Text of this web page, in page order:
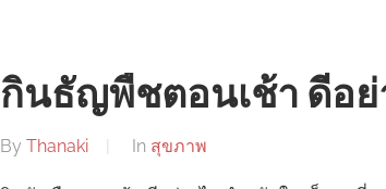
กินธัญพืชตอนเช้า ดีอย่
By Thanaki In สุขภาพ